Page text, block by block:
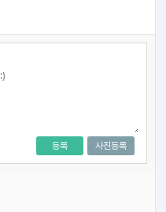
사진등록
등록